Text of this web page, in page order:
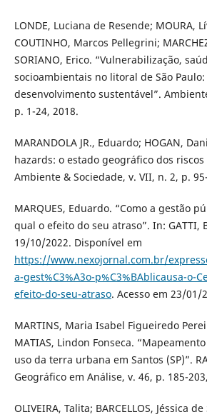
LONDE, Luciana de Resende; MOURA,
COUTINHO, Marcos Pellegrini;
SORIANO, Erico. “Vulnerabilização,
socioambientais no litoral de São
desenvolvimento sustentável”.
p. 1-24, 2018.
MARANDOLA JR., Eduardo; HOGAN,
hazards: o estado geográfico dos riscos
Ambiente & Sociedade, v. VII, n. 2, p.
MARQUES, Eduardo. “Como a gestão
qual o efeito do seu atraso”. In: GATTI,
19/10/2022. Disponível em
https://www.nexojornal.com.br/
a-gest%C3%A3o-p%C3%BAblicausa-o-
efeito-do-seu-atraso. Acesso em 23/01/
MARTINS, Maria Isabel Figueiredo
MATIAS, Lindon Fonseca.
uso da terra urbana em Santos (SP)”.
Geográfico em Análise, v. 46, p. 185-
OLIVEIRA, Talita; BARCELLOS, Jéssica